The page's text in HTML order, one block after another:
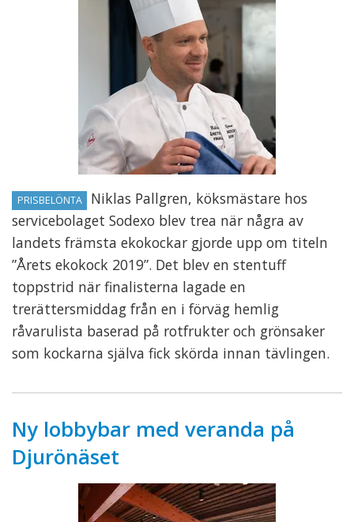
PRISBELÖNTA
Niklas Pallgren, köksmästare hos
servicebolaget Sodexo blev trea när några av
landets främsta ekokockar gjorde upp om titeln
”Årets ekokock 2019”. Det blev en stentuff
toppstrid när finalisterna lagade en
trerättersmiddag från en i förväg hemlig
råvarulista baserad på rotfrukter och grönsaker
som kockarna själva fick skörda innan tävlingen.
Ny lobbybar med veranda på
Djurönäset